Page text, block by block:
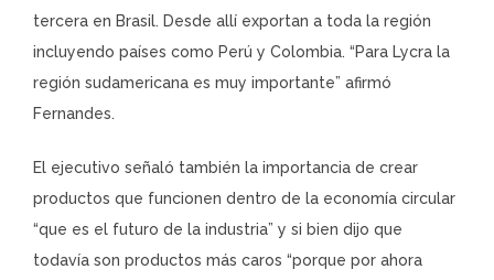
tercera en Brasil. Desde allí exportan a toda la región
incluyendo países como Perú y Colombia. “Para Lycra la
región sudamericana es muy importante” afirmó
Fernandes.
El ejecutivo señaló también la importancia de crear
productos que funcionen dentro de la economía circular
“que es el futuro de la industria” y si bien dijo que
todavía son productos más caros “porque por ahora